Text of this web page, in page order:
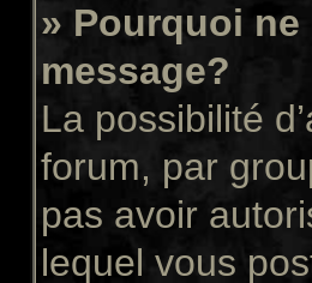
» Pourquoi
message?
La possibilité
forum, par
pas avoir
lequel vous